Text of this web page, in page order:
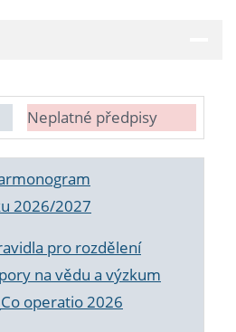
Neplatné předpisy
2026/2027
pro rozdělení
na vědu a výzkum
operatio 2026